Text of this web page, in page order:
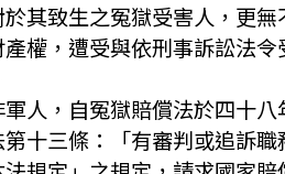
其致生之冤獄受害人，更
權，遭受與依刑事訴訟法
人，自冤獄賠償法於四十
十三條：「有審判或追訴